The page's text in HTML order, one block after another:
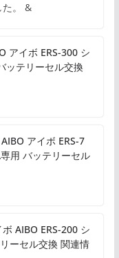
た。 &
アイボ ERS-300 シ
ッテリーセル交換
アイボ ERS-7
用 バッテリーセル
AIBO ERS-200 シ
ーセル交換 関連情